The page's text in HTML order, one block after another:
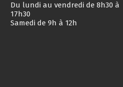
Du lundi au vendredi de 8h30 à
17h30
Samedi de 9h à 12h